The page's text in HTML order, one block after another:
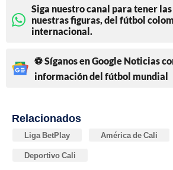
Siga nuestro canal para tener
nuestras figuras, del fútbol
internacional.
⚽ Síganos en Google Noticias
información del fútbol mundial
Relacionados
Liga BetPlay América de Cali
Deportivo Cali